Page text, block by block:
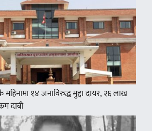
महिनामा १४ जनाविरुद्ध मुद्दा दायर, २६ लाख
दाबी